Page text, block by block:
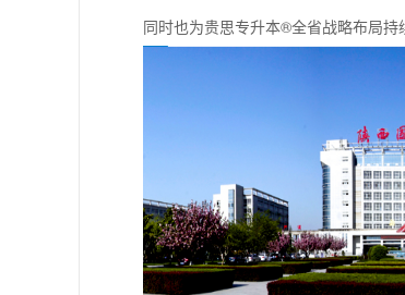
同时也为贵思专升本®全省战略布局持